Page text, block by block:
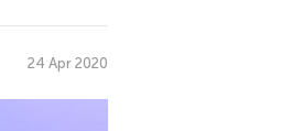
24 Apr 2020